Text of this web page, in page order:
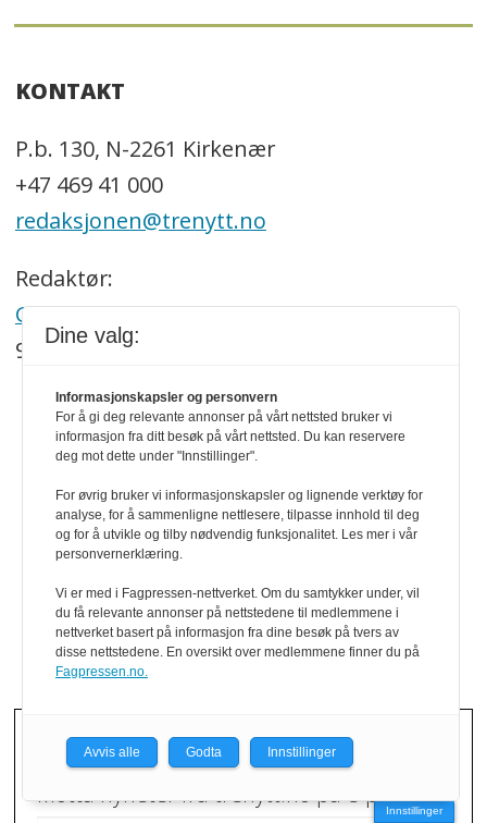
KONTAKT
P.b. 130, N-2261 Kirkenær
+47 469 41 000
redaksjonen@trenytt.no
Redaktør:
Georg Mathisen
90 93 28 97
SNARVEIER
Om oss
Abonnement
eMagasin
Persovernerklæring
Redaktøransvar
NYHETSBREV
Motta nyheter fra trenytt.no på e-post.
Innstillinger
Dine valg:
Informasjonskapsler og personvern
For å gi deg relevante annonser på vårt nettsted bruker vi
informasjon fra ditt besøk på vårt nettsted. Du kan reservere
deg mot dette under "Innstillinger".
For øvrig bruker vi informasjonskapsler og lignende verktøy for
analyse, for å sammenligne nettlesere, tilpasse innhold til deg
og for å utvikle og tilby nødvendig funksjonalitet. Les mer i vår
personvernerklæring.
Vi er med i Fagpressen-nettverket. Om du samtykker under, vil
du få relevante annonser på nettstedene til medlemmene i
nettverket basert på informasjon fra dine besøk på tvers av
disse nettstedene. En oversikt over medlemmene finner du på
Fagpressen.no.
Avvis alle Godta Innstillinger